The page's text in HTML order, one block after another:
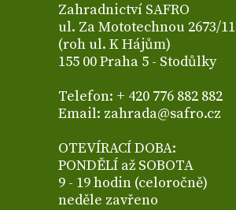
Zahradnictví SAFRO
ul. Za Mototechnou 2673/11
(roh ul. K Hájům)
155 00 Praha 5 - Stodůlky
Telefon: + 420 776 882 882
Email: zahrada@safro.cz
OTEVÍRACÍ DOBA:
PONDĚLÍ až SOBOTA
9 - 19 hodin (celoročně)
neděle zavřeno